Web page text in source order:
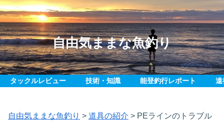
自由気ままな魚釣り
タックルレビュー 技術・知識 能登釣行レポート 遠
自由気ままな魚釣り > 道具の紹介 > PEラインのトラブル